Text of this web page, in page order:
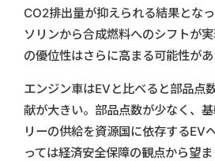
CO2排出量が抑えられる結果とな
ソリンから合成燃料へのシフトが
の優位性はさらに高まる可能性があ
エンジン車はEVと比べると部品点
献が大きい。部品点数が少なく、
リーの供給を資源国に依存するEV
っては経済安全保障の観点から望